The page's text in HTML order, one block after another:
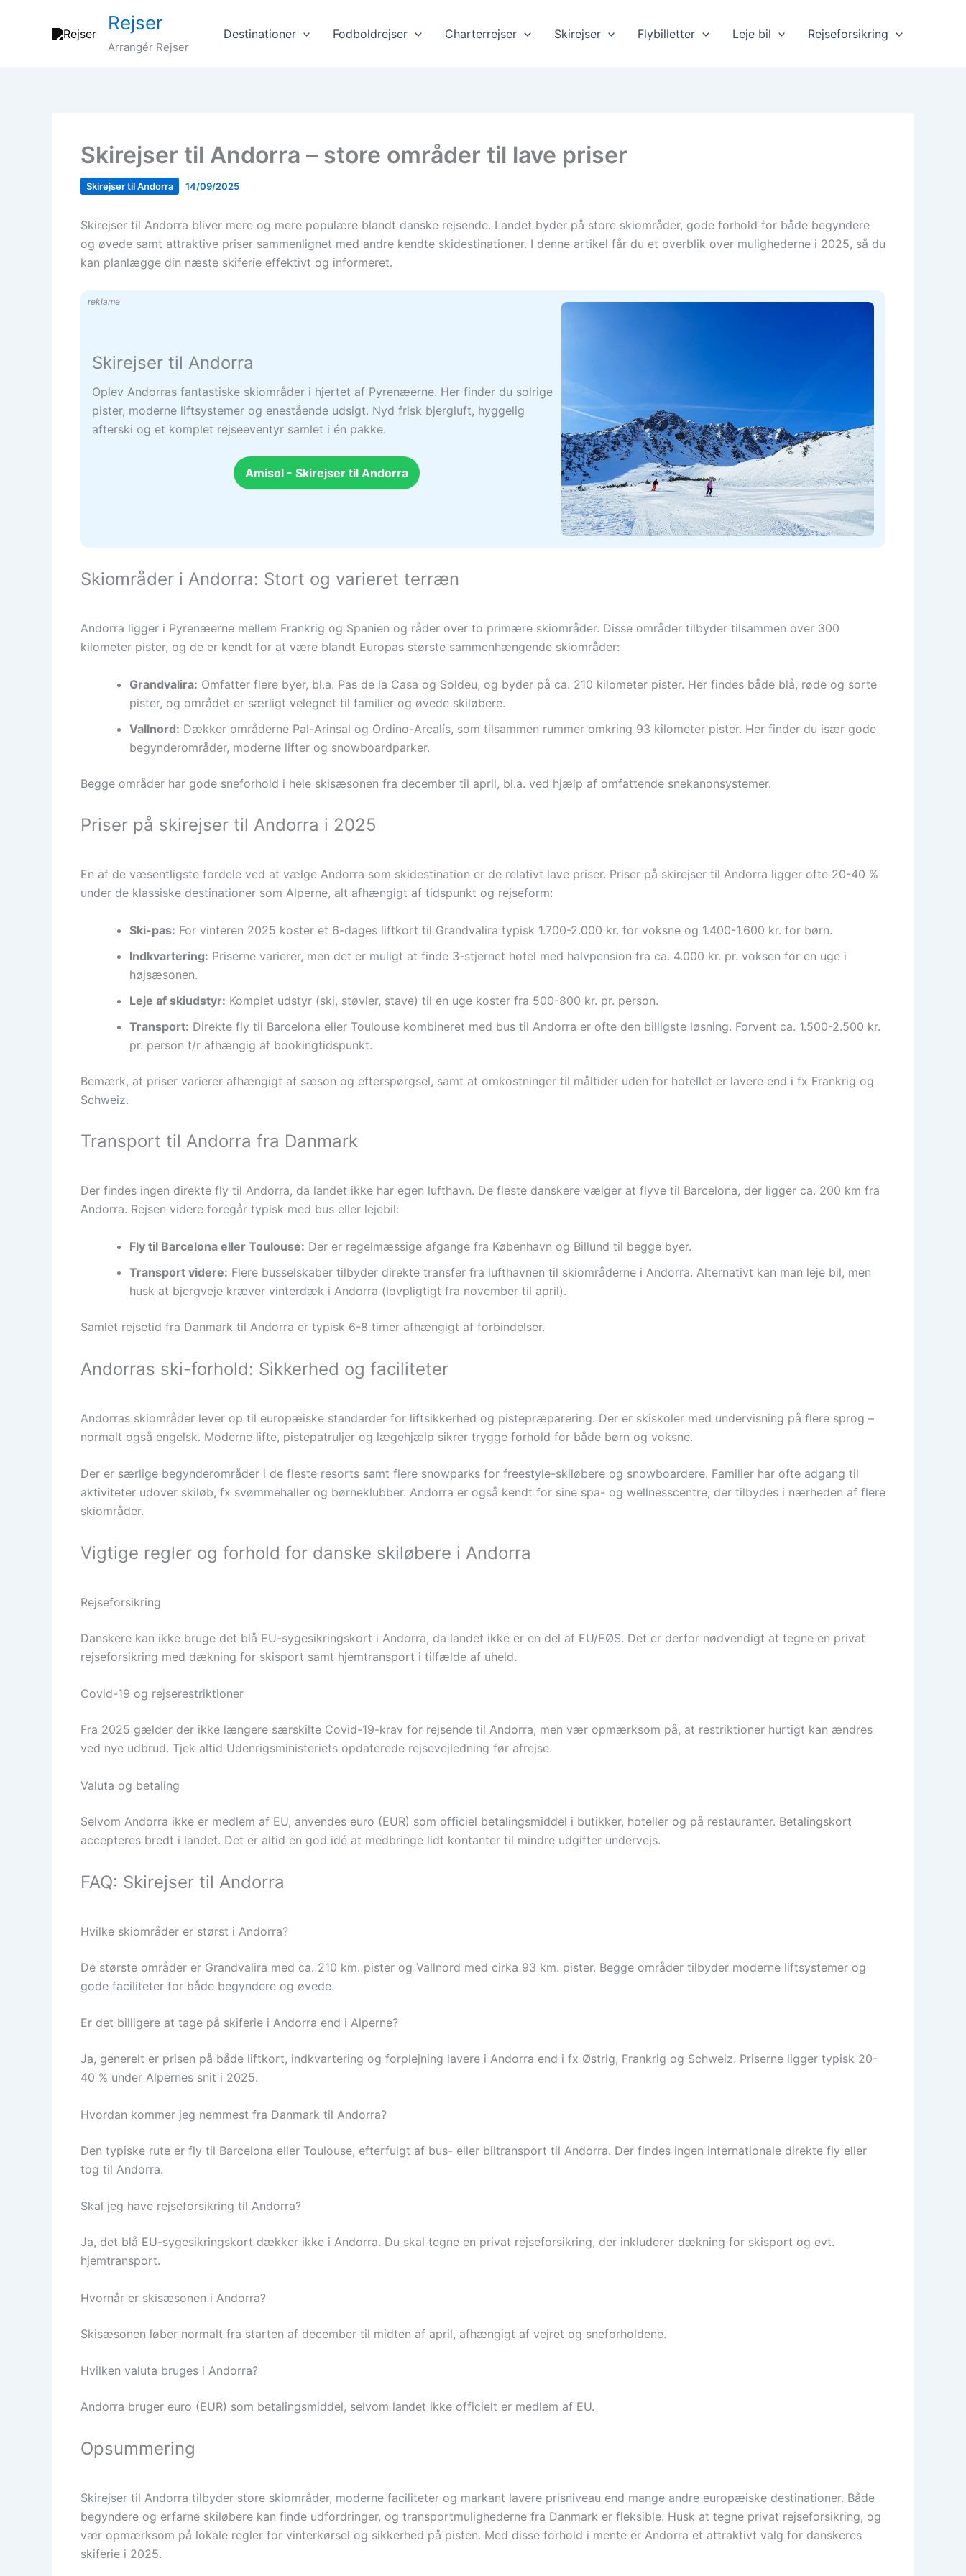
Rejser
Arrangér Rejser
Destinationer Fodboldrejser Charterrejser Skirejser Flybilletter Leje bil Rejseforsikring
Skirejser til Andorra – store områder til lave priser
Skirejser til Andorra 14/09/2025
Skirejser til Andorra bliver mere og mere populære blandt danske rejsende. Landet byder på store skiområder, gode forhold for både begyndere
og øvede samt attraktive priser sammenlignet med andre kendte skidestinationer. I denne artikel får du et overblik over mulighederne i 2025, så du
kan planlægge din næste skiferie effektivt og informeret.
reklame
Skirejser til Andorra
Oplev Andorras fantastiske skiområder i hjertet af Pyrenæerne. Her finder du solrige
pister, moderne liftsystemer og enestående udsigt. Nyd frisk bjergluft, hyggelig
afterski og et komplet rejseeventyr samlet i én pakke.
Amisol - Skirejser til Andorra
Skiområder i Andorra: Stort og varieret terræn
Andorra ligger i Pyrenæerne mellem Frankrig og Spanien og råder over to primære skiområder. Disse områder tilbyder tilsammen over 300
kilometer pister, og de er kendt for at være blandt Europas største sammenhængende skiområder:
Grandvalira: Omfatter flere byer, bl.a. Pas de la Casa og Soldeu, og byder på ca. 210 kilometer pister. Her findes både blå, røde og sorte
pister, og området er særligt velegnet til familier og øvede skiløbere.
Vallnord: Dækker områderne Pal-Arinsal og Ordino-Arcalís, som tilsammen rummer omkring 93 kilometer pister. Her finder du især gode
begynderområder, moderne lifter og snowboardparker.
Begge områder har gode sneforhold i hele skisæsonen fra december til april, bl.a. ved hjælp af omfattende snekanonsystemer.
Priser på skirejser til Andorra i 2025
En af de væsentligste fordele ved at vælge Andorra som skidestination er de relativt lave priser. Priser på skirejser til Andorra ligger ofte 20-40 %
under de klassiske destinationer som Alperne, alt afhængigt af tidspunkt og rejseform:
Ski-pas: For vinteren 2025 koster et 6-dages liftkort til Grandvalira typisk 1.700-2.000 kr. for voksne og 1.400-1.600 kr. for børn.
Indkvartering: Priserne varierer, men det er muligt at finde 3-stjernet hotel med halvpension fra ca. 4.000 kr. pr. voksen for en uge i
højsæsonen.
Leje af skiudstyr: Komplet udstyr (ski, støvler, stave) til en uge koster fra 500-800 kr. pr. person.
Transport: Direkte fly til Barcelona eller Toulouse kombineret med bus til Andorra er ofte den billigste løsning. Forvent ca. 1.500-2.500 kr.
pr. person t/r afhængig af bookingtidspunkt.
Bemærk, at priser varierer afhængigt af sæson og efterspørgsel, samt at omkostninger til måltider uden for hotellet er lavere end i fx Frankrig og
Schweiz.
Transport til Andorra fra Danmark
Der findes ingen direkte fly til Andorra, da landet ikke har egen lufthavn. De fleste danskere vælger at flyve til Barcelona, der ligger ca. 200 km fra
Andorra. Rejsen videre foregår typisk med bus eller lejebil:
Fly til Barcelona eller Toulouse: Der er regelmæssige afgange fra København og Billund til begge byer.
Transport videre: Flere busselskaber tilbyder direkte transfer fra lufthavnen til skiområderne i Andorra. Alternativt kan man leje bil, men
husk at bjergveje kræver vinterdæk i Andorra (lovpligtigt fra november til april).
Samlet rejsetid fra Danmark til Andorra er typisk 6-8 timer afhængigt af forbindelser.
Andorras ski-forhold: Sikkerhed og faciliteter
Andorras skiområder lever op til europæiske standarder for liftsikkerhed og pistepræparering. Der er skiskoler med undervisning på flere sprog –
normalt også engelsk. Moderne lifte, pistepatruljer og lægehjælp sikrer trygge forhold for både børn og voksne.
Der er særlige begynderområder i de fleste resorts samt flere snowparks for freestyle-skiløbere og snowboardere. Familier har ofte adgang til
aktiviteter udover skiløb, fx svømmehaller og børneklubber. Andorra er også kendt for sine spa- og wellnesscentre, der tilbydes i nærheden af flere
skiområder.
Vigtige regler og forhold for danske skiløbere i Andorra
Rejseforsikring
Danskere kan ikke bruge det blå EU-sygesikringskort i Andorra, da landet ikke er en del af EU/EØS. Det er derfor nødvendigt at tegne en privat
rejseforsikring med dækning for skisport samt hjemtransport i tilfælde af uheld.
Covid-19 og rejserestriktioner
Fra 2025 gælder der ikke længere særskilte Covid-19-krav for rejsende til Andorra, men vær opmærksom på, at restriktioner hurtigt kan ændres
ved nye udbrud. Tjek altid Udenrigsministeriets opdaterede rejsevejledning før afrejse.
Valuta og betaling
Selvom Andorra ikke er medlem af EU, anvendes euro (EUR) som officiel betalingsmiddel i butikker, hoteller og på restauranter. Betalingskort
accepteres bredt i landet. Det er altid en god idé at medbringe lidt kontanter til mindre udgifter undervejs.
FAQ: Skirejser til Andorra
Hvilke skiområder er størst i Andorra?
De største områder er Grandvalira med ca. 210 km. pister og Vallnord med cirka 93 km. pister. Begge områder tilbyder moderne liftsystemer og
gode faciliteter for både begyndere og øvede.
Er det billigere at tage på skiferie i Andorra end i Alperne?
Ja, generelt er prisen på både liftkort, indkvartering og forplejning lavere i Andorra end i fx Østrig, Frankrig og Schweiz. Priserne ligger typisk 20-
40 % under Alpernes snit i 2025.
Hvordan kommer jeg nemmest fra Danmark til Andorra?
Den typiske rute er fly til Barcelona eller Toulouse, efterfulgt af bus- eller biltransport til Andorra. Der findes ingen internationale direkte fly eller
tog til Andorra.
Skal jeg have rejseforsikring til Andorra?
Ja, det blå EU-sygesikringskort dækker ikke i Andorra. Du skal tegne en privat rejseforsikring, der inkluderer dækning for skisport og evt.
hjemtransport.
Hvornår er skisæsonen i Andorra?
Skisæsonen løber normalt fra starten af december til midten af april, afhængigt af vejret og sneforholdene.
Hvilken valuta bruges i Andorra?
Andorra bruger euro (EUR) som betalingsmiddel, selvom landet ikke officielt er medlem af EU.
Opsummering
Skirejser til Andorra tilbyder store skiområder, moderne faciliteter og markant lavere prisniveau end mange andre europæiske destinationer. Både
begyndere og erfarne skiløbere kan finde udfordringer, og transportmulighederne fra Danmark er fleksible. Husk at tegne privat rejseforsikring, og
vær opmærksom på lokale regler for vinterkørsel og sikkerhed på pisten. Med disse forhold i mente er Andorra et attraktivt valg for danskeres
skiferie i 2025.